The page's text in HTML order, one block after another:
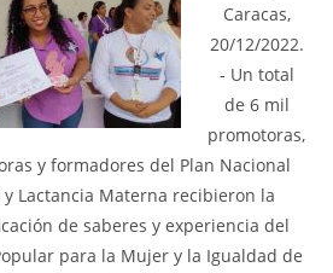
Caracas,
20/12/2022.
- Un total
de 6 mil
promotoras,
y formadores del Plan Nacional
Lactancia Materna recibieron la
de saberes y experiencia del
para la Mujer y la Igualdad de